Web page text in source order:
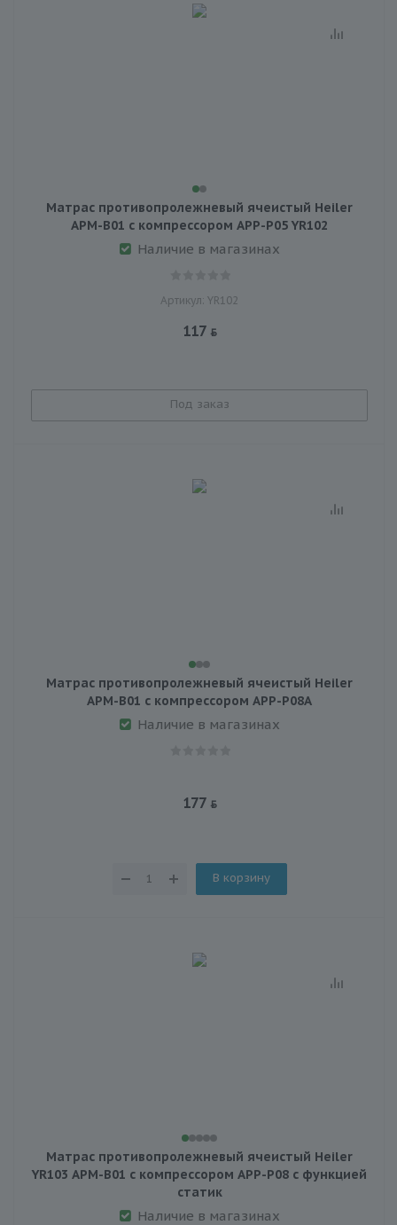
Матраc противопролежневый ячеистый Heiler
APM-B01 с компрессором APP-P05 YR102
Наличие в магазинах
Артикул: YR102
117
Под заказ
Матраc противопролежневый ячеистый Heiler
APM-B01 с компрессором APP-P08А
Наличие в магазинах
177
В корзину
Матраc противопролежневый ячеистый Heiler
YR103 APM-B01 с компрессором APP-P08 с функцией
статик
Наличие в магазинах